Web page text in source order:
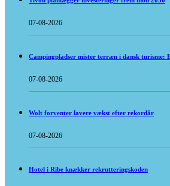
07-08-2026
Campingpladser mister terræn i dansk turisme:
07-08-2026
Wolt forventer lavere vækst efter rekordår
07-08-2026
Hotel i Ribe knækker rekrutteringskoden